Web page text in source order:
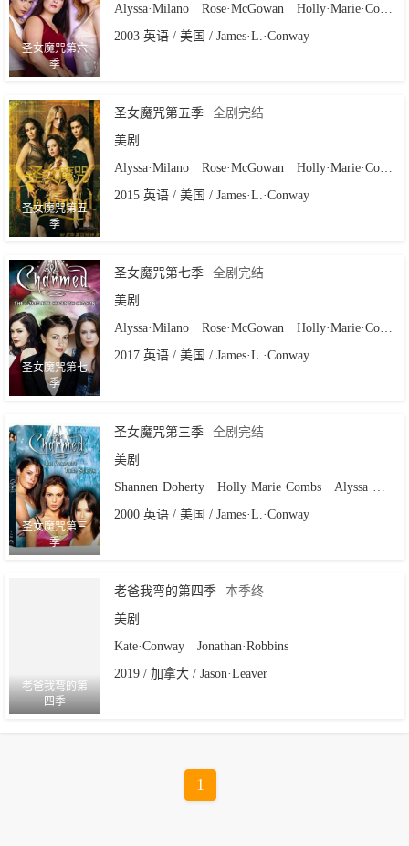
圣女魔咒第六
季
Alyssa·Milano
Rose·McGowan
Holly·Marie·Combs
2003 英语 / 美国 / James·L.·Conway
圣女魔咒第五
季
圣女魔咒第五季
全剧完结
美剧
Alyssa·Milano
Rose·McGowan
Holly·Marie·Combs
2015 英语 / 美国 / James·L.·Conway
圣女魔咒第七
季
圣女魔咒第七季
全剧完结
美剧
Alyssa·Milano
Rose·McGowan
Holly·Marie·Combs
2017 英语 / 美国 / James·L.·Conway
圣女魔咒第三
季
圣女魔咒第三季
全剧完结
美剧
Shannen·Doherty
Holly·Marie·Combs
Alyssa·Milano
2000 英语 / 美国 / James·L.·Conway
老爸我弯的第
四季
老爸我弯的第四季
本季终
美剧
Kate·Conway
Jonathan·Robbins
2019 / 加拿大 / Jason·Leaver
1